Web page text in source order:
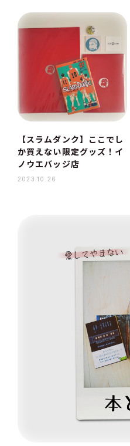
【スラムダンク】ここでし
か買えない限定グッズ！イ
ノウエバッジ店
2023.10.26